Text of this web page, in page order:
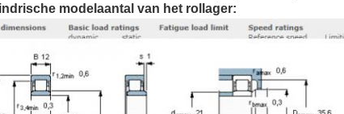
modelaantal van het rollager: